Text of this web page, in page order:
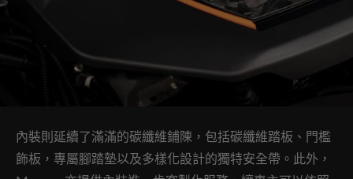
內裝則延續了滿滿的碳纖維鋪陳，包括碳纖維踏板、門檻
飾板，專屬腳踏墊以及多樣化設計的獨特安全帶。此外，